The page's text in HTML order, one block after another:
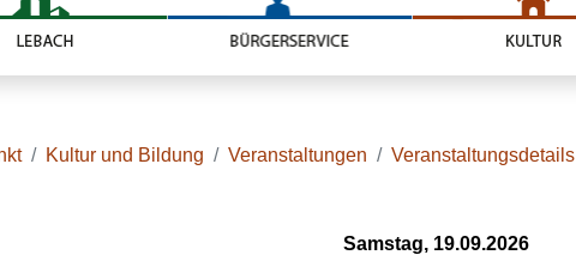
Kultur und Bildung Veranstaltungen Veranstaltungsdetails
Samstag, 19.09.2026